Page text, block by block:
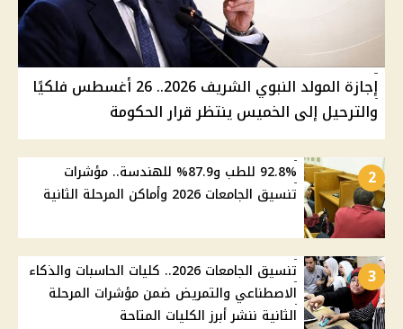
إجازة المولد النبوي الشريف 2026.. 26 أغسطس فلكيًا
والترحيل إلى الخميس ينتظر قرار الحكومة
2
92.8% للطب و87.9% للهندسة.. مؤشرات
تنسيق الجامعات 2026 وأماكن المرحلة الثانية
3
تنسيق الجامعات 2026.. كليات الحاسبات والذكاء
الاصطناعي والتمريض ضمن مؤشرات المرحلة
الثانية ننشر أبرز الكليات المتاحة